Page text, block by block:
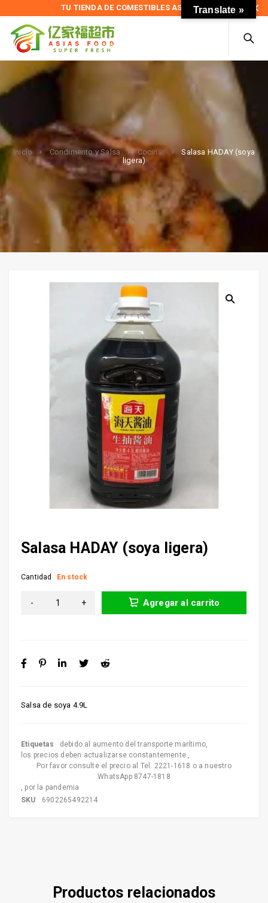
TU TIENDA DE COMESTIBLES ASIÁTICOS
Inicio Condimento y Salsa Cocinar
Salasa HADAY (soya
ligera)
Salasa HADAY (soya ligera)
Salsa de soya 4.9L
Cantidad En stock
Agregar al carrito
Etiquetas debido al aumento del transporte marítimo,
los precios deben actualizarse constantemente.,
Por favor consulte el precio al Tel. 2221-1618 o a nuestro
WhatsApp 8747-1818
, por la pandemia
SKU
6902265492214
Productos relacionados
Translate »